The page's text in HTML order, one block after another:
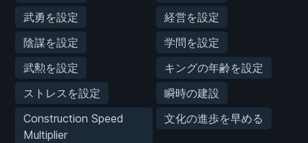
武勇を設定
経営を設定
陰謀を設定
学問を設定
武勲を設定
キングの年齢を設定
ストレスを設定
瞬時の建設
Construction Speed
Multiplier
文化の進歩を早める